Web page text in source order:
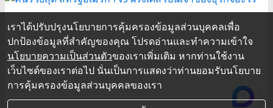
เราได้ปรับปรุงนโยบายการคุ้มครองข้อมูลส่วนบุคคลเพื่อ
ปกป้องข้อมูลที่สำคัญของคุณ โปรดอ่านและทำความเข้าใจ
นโยบายความเป็นส่วนตัวของเราเพิ่มเติม หากท่านใช้งาน
เว็บไซต์ของเราต่อไป นั่นเป็นการแสดงว่าท่านยอมรับนโยบาย
การคุ้มครองข้อมูลส่วนบุคคลของเรา